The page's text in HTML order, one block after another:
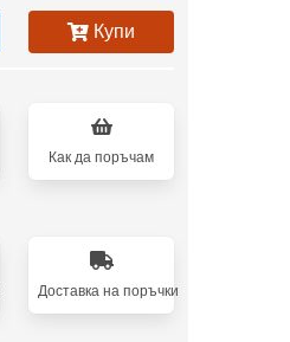
Купи
Как да поръчам
Доставка на поръчки